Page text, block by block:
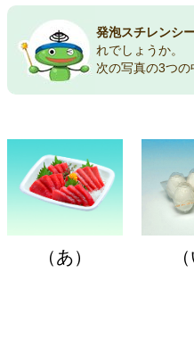
発泡スチレンシ
れでしょうか。
次の写真の3つの
（あ）